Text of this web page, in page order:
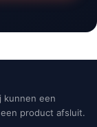
kunnen een
product afsluit.